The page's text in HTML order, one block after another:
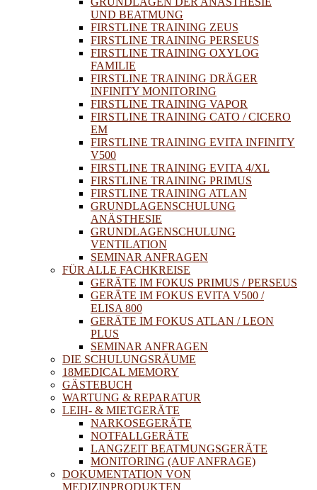
UND BEATMUNG
FIRSTLINE TRAINING ZEUS
FIRSTLINE TRAINING PERSEUS
FIRSTLINE TRAINING OXYLOG
FAMILIE
FIRSTLINE TRAINING DRÄGER
INFINITY MONITORING
FIRSTLINE TRAINING VAPOR
FIRSTLINE TRAINING CATO / CICERO
EM
FIRSTLINE TRAINING EVITA INFINITY
V500
FIRSTLINE TRAINING EVITA 4/XL
FIRSTLINE TRAINING PRIMUS
FIRSTLINE TRAINING ATLAN
GRUNDLAGENSCHULUNG
ANÄSTHESIE
GRUNDLAGENSCHULUNG
VENTILATION
SEMINAR ANFRAGEN
FÜR ALLE FACHKREISE
GERÄTE IM FOKUS PRIMUS / PERSEUS
GERÄTE IM FOKUS EVITA V500 /
ELISA 800
GERÄTE IM FOKUS ATLAN / LEON
PLUS
SEMINAR ANFRAGEN
DIE SCHULUNGSRÄUME
18MEDICAL MEMORY
GÄSTEBUCH
WARTUNG & REPARATUR
LEIH- & MIETGERÄTE
NARKOSEGERÄTE
NOTFALLGERÄTE
LANGZEIT BEATMUNGSGERÄTE
MONITORING (AUF ANFRAGE)
DOKUMENTATION VON
MEDIZINPRODUKTEN